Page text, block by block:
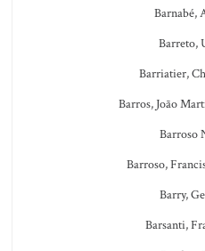
Barnabé,
Barreto,
Barriatier,
Barros, João
Barroso
Barroso,
Barry,
Barsanti,